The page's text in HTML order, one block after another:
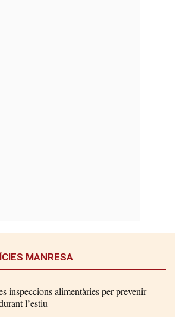
MANRESA
inspeccions alimentàries per prevenir
l’estiu